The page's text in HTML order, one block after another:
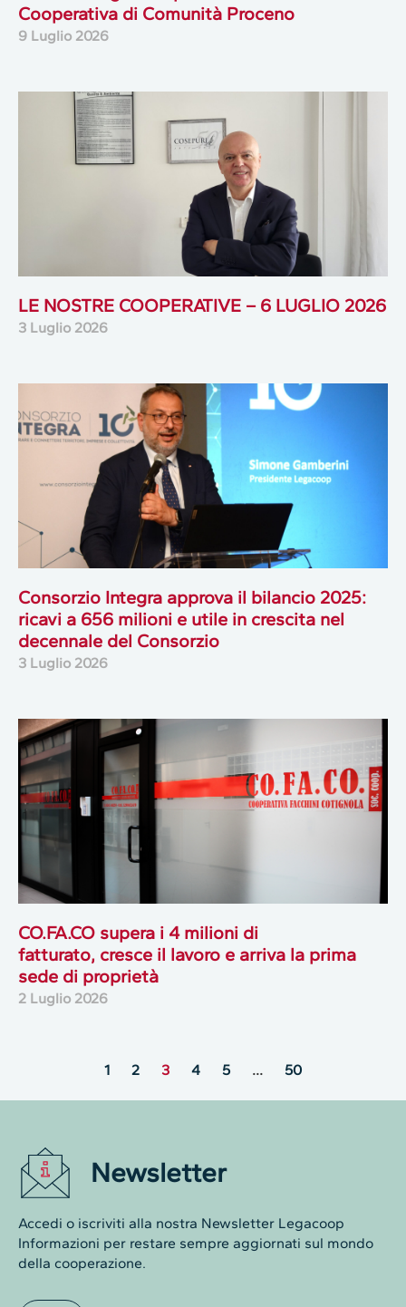
Cooperativa di Comunità Proceno
9 Luglio 2026
LE NOSTRE COOPERATIVE – 6 LUGLIO 2026
3 Luglio 2026
Consorzio Integra approva il bilancio 2025:
ricavi a 656 milioni e utile in crescita nel
decennale del Consorzio
3 Luglio 2026
CO.FA.CO supera i 4 milioni di
fatturato, cresce il lavoro e arriva la prima
sede di proprietà
2 Luglio 2026
1 2 3 4 5 … 50
Newsletter
Accedi o iscriviti alla nostra Newsletter Legacoop
Informazioni per restare sempre aggiornati sul mondo
della cooperazione.